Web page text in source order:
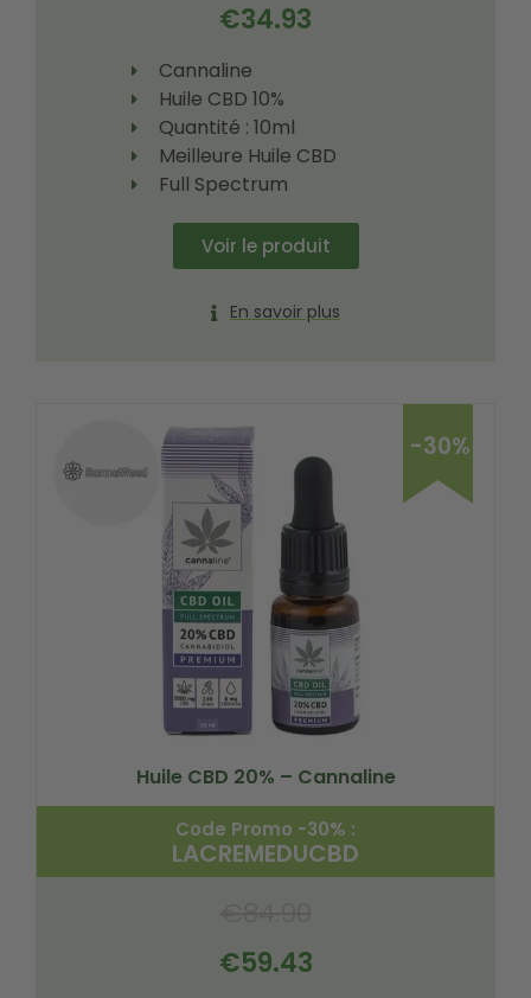
€34.93
Cannaline
Huile CBD 10%
Quantité : 10ml
Meilleure Huile CBD
Full Spectrum
Voir le produit
En savoir plus
-30%
Huile CBD 20% – Cannaline
Code Promo -30% :
LACREMEDUCBD
€59.43